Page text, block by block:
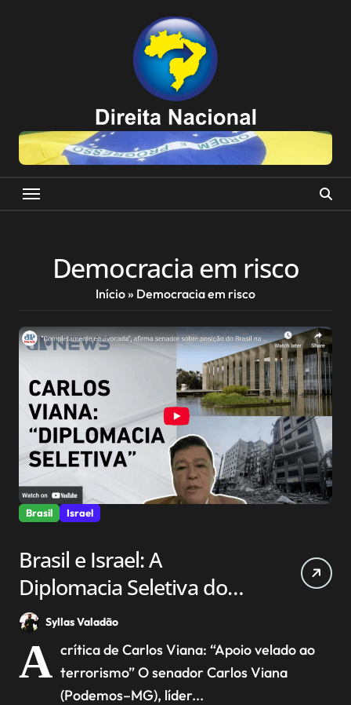
Democracia em risco
Início» Democracia em risco
Brasil Israel
Brasil e Israel: A
Diplomacia Seletiva do
Governo Lula em Foco
Syllas Valadão
A crítica de Carlos Viana: “Apoio velado ao
terrorismo” O senador Carlos Viana
(Podemos–MG), líder...